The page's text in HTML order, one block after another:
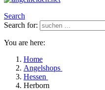
Search
Search for:
You are here:
Home
Angelshops
Hessen
Herborn